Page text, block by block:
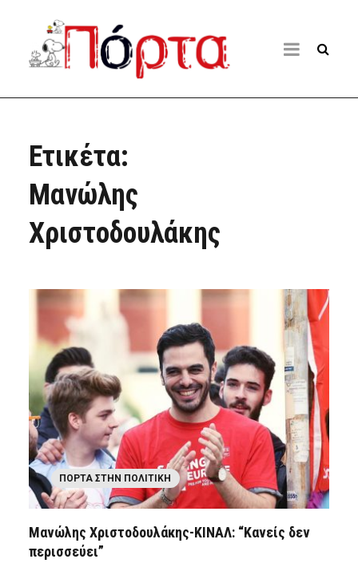
Ετικέτα:
Μανώλης
Χριστοδουλάκης
ΠΌΡΤΑ ΣΤΗΝ ΠΟΛΙΤΙΚΉ
Μανώλης Χριστοδουλάκης-ΚΙΝΑΛ: “Κανείς δεν
περισσεύει”